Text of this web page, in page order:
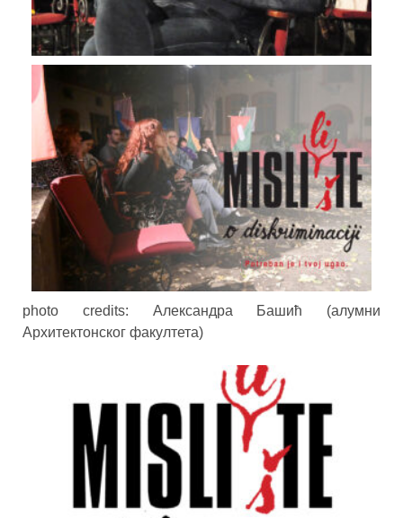
photo credits: Александра Башић (алумни
Архитектонског факултета)